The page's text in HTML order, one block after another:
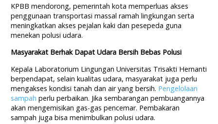
KPBB mendorong, pemerintah kota memperluas akses
penggunaan transportasi massal ramah lingkungan serta
meningkatkan akses pejalan kaki dan pesepeda guna
menekan polusi udara.
Masyarakat Berhak Dapat Udara Bersih Bebas Polusi
Kepala Laboratorium Lingungan Universitas Trisakti Hernanti
berpendapat, selain kualitas udara, masyarakat juga perlu
mengakses kondisi tanah dan air yang bersih. Pengelolaan
sampah perlu perbaikan. Jika sembarangan pembuangannya
akan mengemisikan gas-gas pencemar. Pembakaran
sampah juga bisa menimbulkan polusi udara.